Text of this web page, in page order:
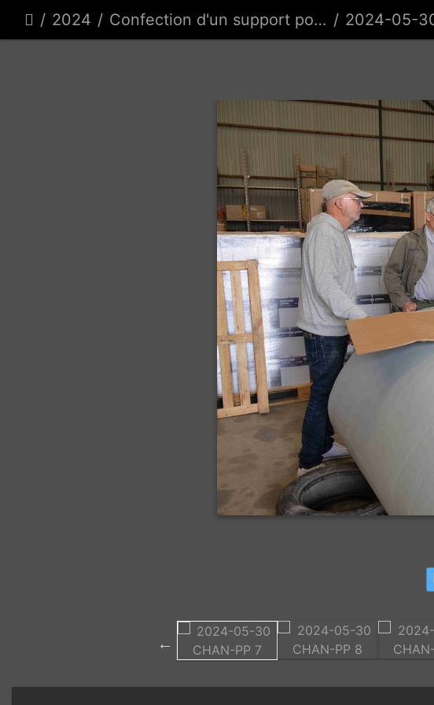
2024 Confection d'un support pour la queue MAD 2024-05-